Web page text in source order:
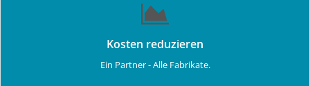
Kosten reduzieren
Ein Partner - Alle Fabrikate.